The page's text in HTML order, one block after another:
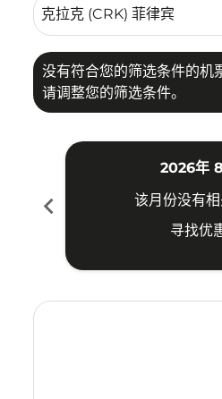
没有符合您的筛选条件的机
请调整您的筛选条件。
chevron_left
2026年
该月份没有
寻找优